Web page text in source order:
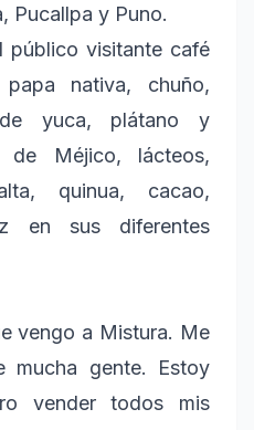
Pucallpa y Puno.
público visitante café
nativa, chuño,
yuca, plátano y
de Méjico, lácteos,
quinua, cacao,
en sus diferentes
vengo a Mistura. Me
mucha gente. Estoy
vender todos mis